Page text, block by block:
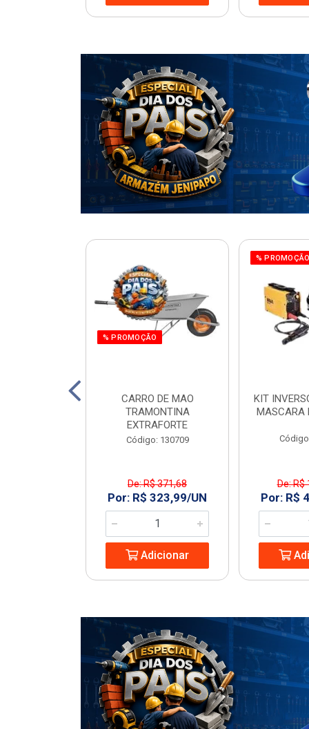
% PROMOÇÃO
CARRO DE MAO
TRAMONTINA
EXTRAFORTE
Código: 130709
De: R$ 371,68
Por: R$ 323,99/UN
Adicionar
%
KIT
MASCARA
De: R$
Por: R$